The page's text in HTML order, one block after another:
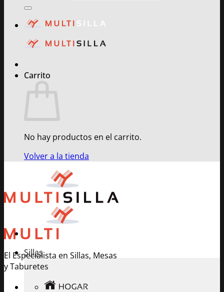
Carrito
No hay productos en el carrito.
Volver a la tienda
El Especialista en Sillas, Mesas
y Taburetes
Sillas